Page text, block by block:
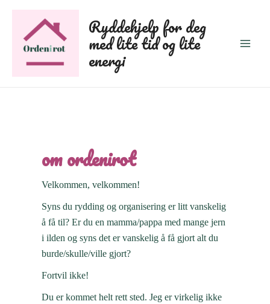
innholdet
Ryddehjelp for deg
med lite tid og lite
energi
om ordenirot
Velkommen, velkommen!
Syns du rydding og organisering er litt vanskelig
å få til? Er du en mamma/pappa med mange jern
i ilden og syns det er vanskelig å få gjort alt du
burde/skulle/ville gjort?
Fortvil ikke!
Du er kommet helt rett sted. Jeg er virkelig ikke